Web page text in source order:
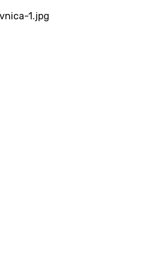
je samo dva...